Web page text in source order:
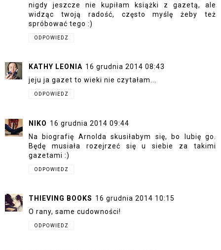
nigdy jeszcze nie kupiłam książki z gazetą, ale
widząc twoją radość, często myślę żeby też
spróbować tego :)
ODPOWIEDZ
KATHY LEONIA 16 grudnia 2014 08:43
jeju ja gazet to wieki nie czytałam...
ODPOWIEDZ
NIKO 16 grudnia 2014 09:44
Na biografię Arnolda skusiłabym się, bo lubię go.
Będę musiała rozejrzeć się u siebie za takimi
gazetami :)
ODPOWIEDZ
THIEVING BOOKS 16 grudnia 2014 10:15
O rany, same cudowności!
ODPOWIEDZ